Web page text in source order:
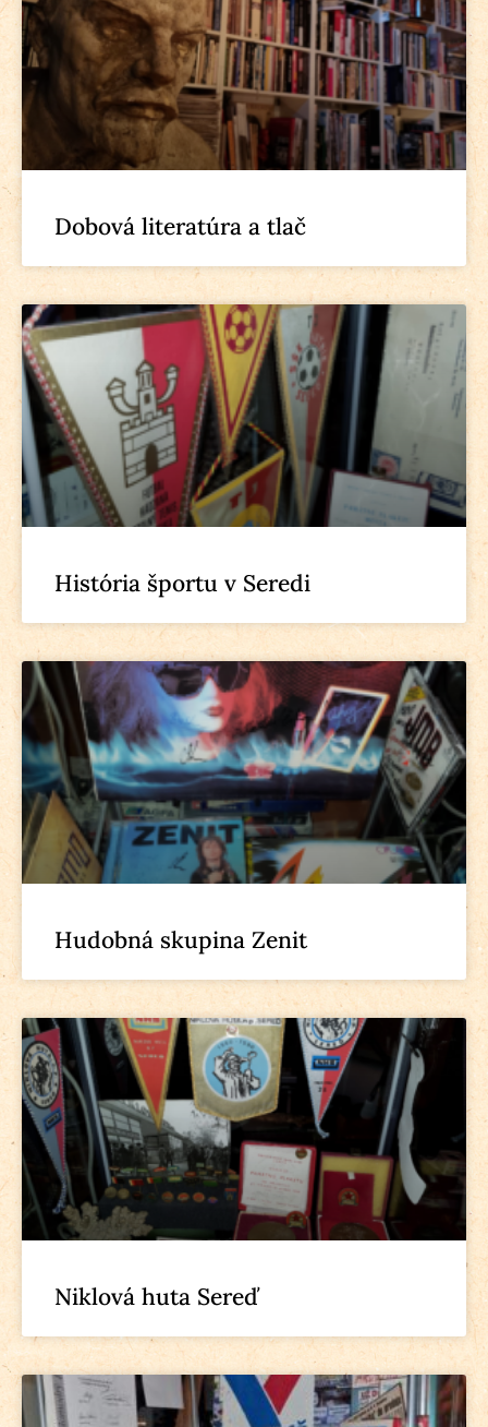
Dobová literatúra a tlač
História športu v Seredi
Hudobná skupina Zenit
Niklová huta Sereď